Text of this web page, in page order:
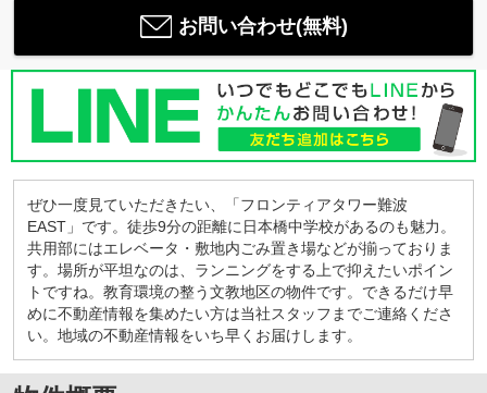
お問い合わせ(無料)
ぜひ一度見ていただきたい、「フロンティアタワー難波
EAST」です。徒歩9分の距離に日本橋中学校があるのも魅力。
共用部にはエレベータ・敷地内ごみ置き場などが揃っておりま
す。場所が平坦なのは、ランニングをする上で抑えたいポイン
トですね。教育環境の整う文教地区の物件です。できるだけ早
めに不動産情報を集めたい方は当社スタッフまでご連絡くださ
い。地域の不動産情報をいち早くお届けします。